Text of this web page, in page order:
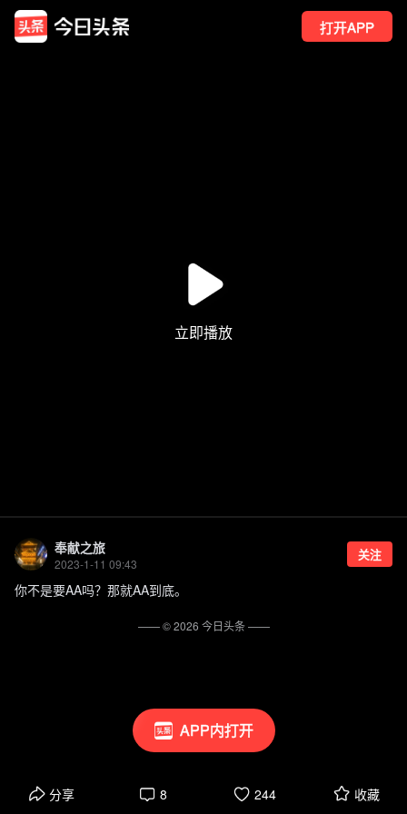
打开APP
APP内打开
奉献之旅
2023-1-11 09:43
关注
你不是要AA吗？那就AA到底。
分享 8 244 收藏
—— ©2026 今日头条——